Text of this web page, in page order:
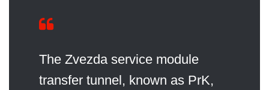
The Zvezda service module
transfer tunnel, known as PrK,